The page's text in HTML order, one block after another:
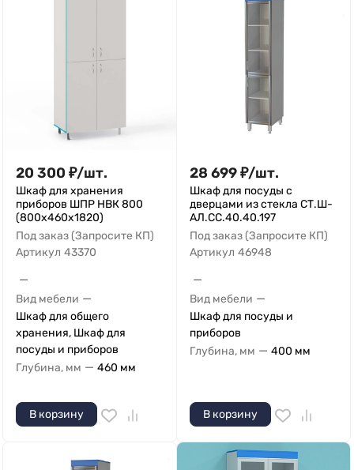
20 300 ₽/шт.
Шкаф для хранения
приборов ШПР НВК 800
(800x460x1820)
Под заказ (Запросите КП)
Артикул 43370
—
Вид мебели —
Шкаф для общего
хранения, Шкаф для
посуды и приборов
Глубина, мм — 460 мм
В корзину
28 699₽/шт.
Шкаф для посуды с
дверцами из стекла СТ.Ш-
АЛ.СС.40.40.197
Под заказ (Запросите КП)
Артикул 46948
—
Вид мебели —
Шкаф для посуды и
приборов
Глубина, мм — 400 мм
В корзину